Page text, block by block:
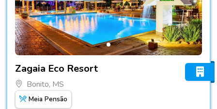
Zagaia Eco Resort
Bonito, MS
Meia Pensão